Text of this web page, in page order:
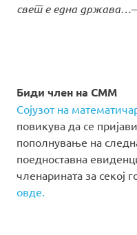
свет е една држава…
Биди член на СММ
Сојузот на
повикува да се
пополнување на
поедноставна
членарината за секој
овде.